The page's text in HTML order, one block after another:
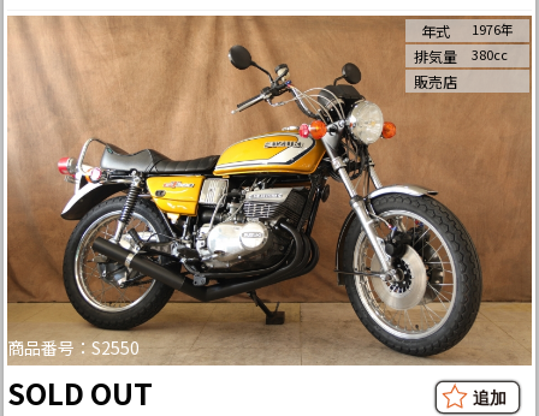
商品番号：S2550
年式 1976年
排気量 380cc
販売店
SOLD OUT